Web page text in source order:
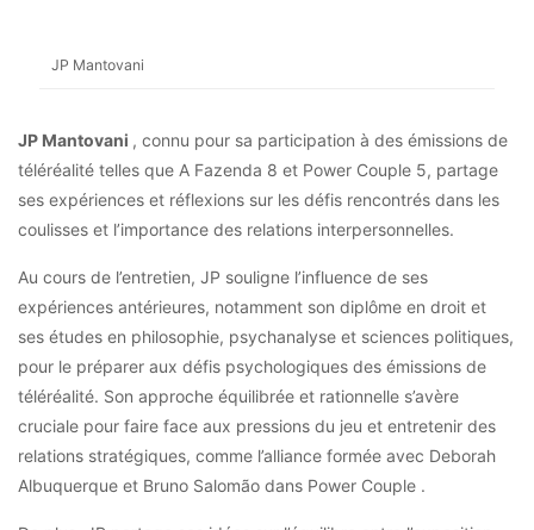
JP Mantovani
JP Mantovani , connu pour sa participation à des émissions de
téléréalité telles que A Fazenda 8 et Power Couple 5, partage
ses expériences et réflexions sur les défis rencontrés dans les
coulisses et l’importance des relations interpersonnelles.
Au cours de l’entretien, JP souligne l’influence de ses
expériences antérieures, notamment son diplôme en droit et
ses études en philosophie, psychanalyse et sciences politiques,
pour le préparer aux défis psychologiques des émissions de
téléréalité. Son approche équilibrée et rationnelle s’avère
cruciale pour faire face aux pressions du jeu et entretenir des
relations stratégiques, comme l’alliance formée avec Deborah
Albuquerque et Bruno Salomão dans Power Couple .